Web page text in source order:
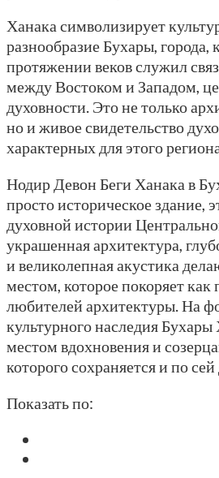
Ханака символизирует
разнообразие Бухары, города,
протяжении веков служил
между Востоком и Западом,
духовности. Это не только
но и живое свидетельство
характерных для этого
Нодир Девон Беги Ханака в
просто историческое здание,
духовной истории
украшенная архитектура,
и великолепная акустика
местом, которое покоряет как
любителей архитектуры. На
культурного наследия Бухары
местом вдохновения и
которого сохраняется и по сей
Показать по: